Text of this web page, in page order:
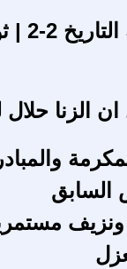
القومية
الزنا
السابق